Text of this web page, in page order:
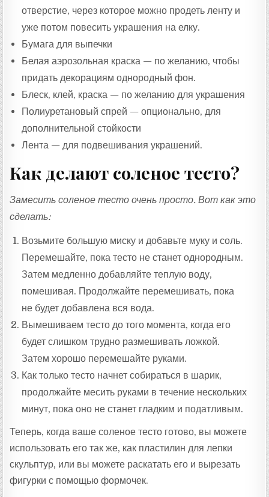
отверстие, через которое можно продеть ленту и
уже потом повесить украшения на елку.
Бумага для выпечки
Белая аэрозольная краска — по желанию, чтобы
придать декорациям однородный фон.
Блеск, клей, краска — по желанию для украшения
Полиуретановый спрей — опционально, для
дополнительной стойкости
Лента — для подвешивания украшений.
Как делают соленое тесто?
Замесить соленое тесто очень просто. Вот как это
сделать:
Возьмите большую миску и добавьте муку и соль.
Перемешайте, пока тесто не станет однородным.
Затем медленно добавляйте теплую воду,
помешивая. Продолжайте перемешивать, пока
не будет добавлена ​​вся вода.
Вымешиваем тесто до того момента, когда его
будет слишком трудно размешивать ложкой.
Затем хорошо перемешайте руками.
Как только тесто начнет собираться в шарик,
продолжайте месить руками в течение нескольких
минут, пока оно не станет гладким и податливым.
Теперь, когда ваше соленое тесто готово, вы можете
использовать его так же, как пластилин для лепки
скульптур, или вы можете раскатать его и вырезать
фигурки с помощью формочек.